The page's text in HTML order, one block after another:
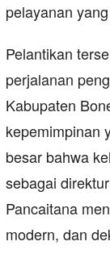
pelayanan
Pelantikan
perjalanan
Kabupaten
kepemimpinan
besar bahwa
sebagai
Pancaitana
modern, dan